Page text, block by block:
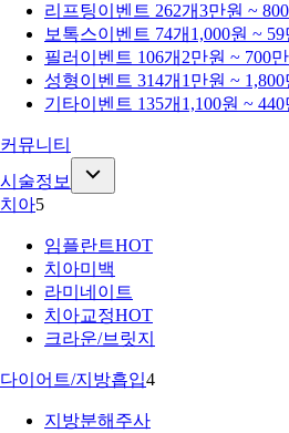
리프팅이벤트 262개3만원 ~
보톡스이벤트 74개 1,000원 ~ 59
필러 이벤트 106개 2만원 ~ 700
성형이벤트 314개 1만원 ~ 1,800
기타이벤트 135개 1,100원 ~ 440
커뮤니티
시술정보
치아5
임플란트HOT
치아미백
라미네이트
치아교정HOT
크라운/브릿지
다이어트/지방흡입4
지방분해주사